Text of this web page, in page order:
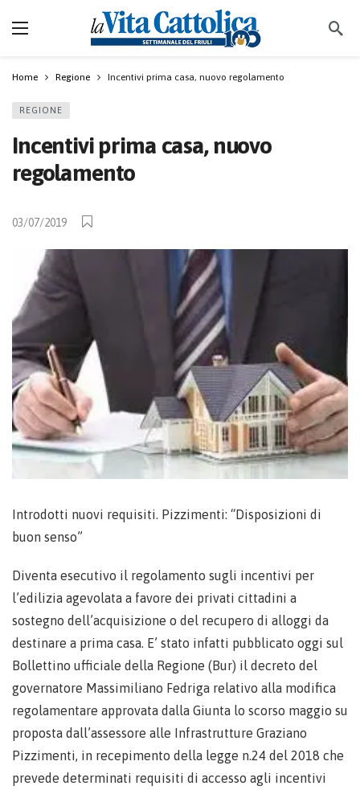
Home Regione Incentivi prima casa, nuovo regolamento
REGIONE
Incentivi prima casa, nuovo
regolamento
03/07/2019
Introdotti nuovi requisiti. Pizzimenti: “Disposizioni di
buon senso”
Diventa esecutivo il regolamento sugli incentivi per
l’edilizia agevolata a favore dei privati cittadini a
sostegno dell’acquisizione o del recupero di alloggi da
destinare a prima casa. E’ stato infatti pubblicato oggi sul
Bollettino ufficiale della Regione (Bur) il decreto del
governatore Massimiliano Fedriga relativo alla modifica
regolamentare approvata dalla Giunta lo scorso maggio su
proposta dall’assessore alle Infrastrutture Graziano
Pizzimenti, in recepimento della legge n.24 del 2018 che
prevede determinati requisiti di accesso agli incentivi